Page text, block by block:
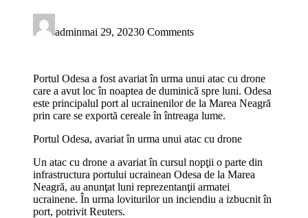
adminmai 29, 20230 Comments
Portul Odesa a fost avariat în urma unui atac cu drone
care a avut loc în noaptea de duminică spre luni. Odesa
este principalul port al ucrainenilor de la Marea Neagră
prin care se exportă cereale în întreaga lume.
Portul Odesa, avariat în urma unui atac cu drone
Un atac cu drone a avariat în cursul nopţii o parte din
infrastructura portului ucrainean Odesa de la Marea
Neagră, au anunţat luni reprezentanţii armatei
ucrainene. În urma loviturilor un inciendiu a izbucnit în
port, potrivit Reuters.